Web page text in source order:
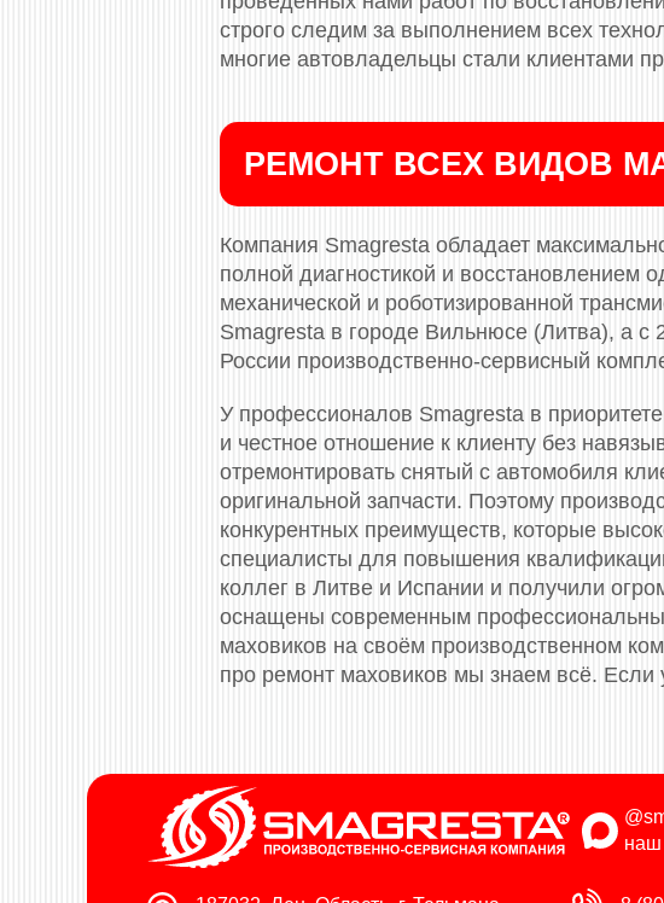
строго следим за выполнением всех
многие автовладельцы стали клиентами
РЕМОНТ ВСЕХ ВИДОВ
Компания Smagresta обладает
полной диагностикой и восстановлением
механической и роботизированной
Smagresta в городе Вильнюсе (Литва), а
России производственно-сервисный
У профессионалов Smagresta в
и честное отношение к клиенту без
отремонтировать снятый с автомобиля
оригинальной запчасти. Поэтому
конкурентных преимуществ, которые
специалисты для повышения
коллег в Литве и Испании и получили
оснащены современным
маховиков на своём производственном
про ремонт маховиков мы знаем всё.
наш